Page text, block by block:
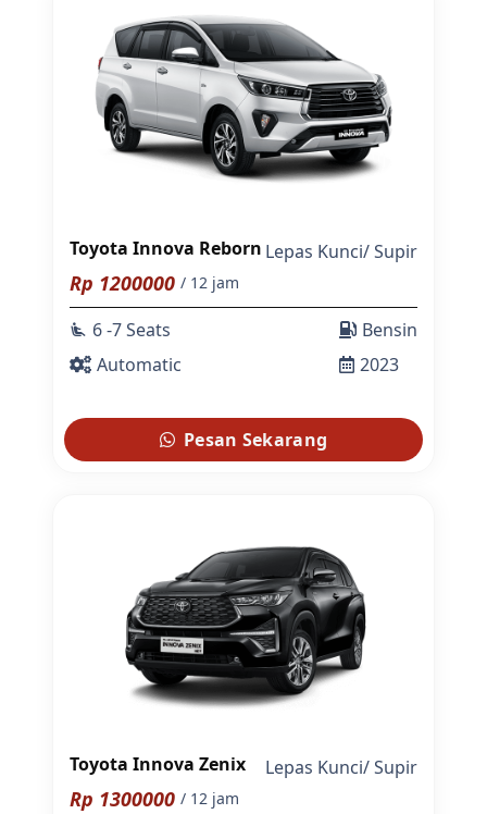
Toyota Innova Reborn Lepas Kunci/Supir
Rp 1200000 / 12 jam
airline_seat_recline_extra 6 -7 Seats
Automatic
Bensin
2023
Pesan Sekarang
Toyota Innova Zenix Lepas Kunci/Supir
Rp 1300000 / 12 jam